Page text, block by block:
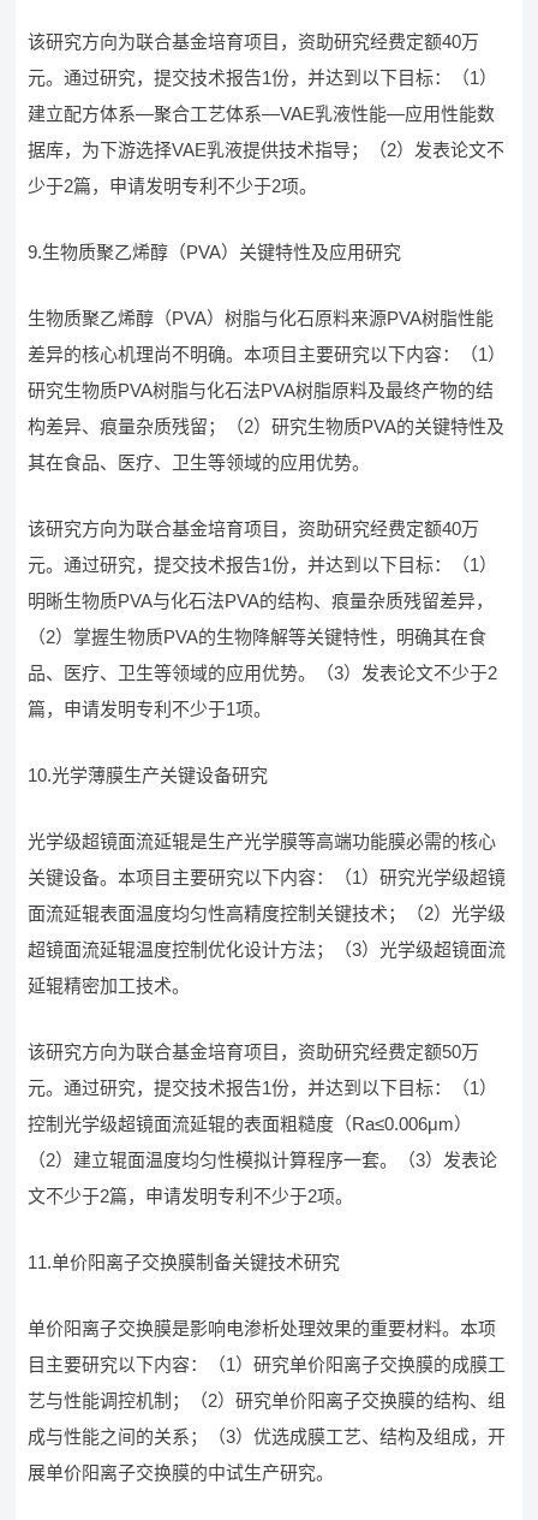
该研究方向为联合基金培育项目，资助研究经费定额40万
元。通过研究，提交技术报告1份，并达到以下目标：（1）
建立配方体系—聚合工艺体系—VAE乳液性能—应用性能数
据库，为下游选择VAE乳液提供技术指导；（2）发表论文不
少于2篇，申请发明专利不少于2项。
9.生物质聚乙烯醇（PVA）关键特性及应用研究
生物质聚乙烯醇（PVA）树脂与化石原料来源PVA树脂性能
差异的核心机理尚不明确。本项目主要研究以下内容：（1）
研究生物质PVA树脂与化石法PVA树脂原料及最终产物的结
构差异、痕量杂质残留；（2）研究生物质PVA的关键特性及
其在食品、医疗、卫生等领域的应用优势。
该研究方向为联合基金培育项目，资助研究经费定额40万
元。通过研究，提交技术报告1份，并达到以下目标：（1）
明晰生物质PVA与化石法PVA的结构、痕量杂质残留差异，
（2）掌握生物质PVA的生物降解等关键特性，明确其在食
品、医疗、卫生等领域的应用优势。（3）发表论文不少于2
篇，申请发明专利不少于1项。
10.光学薄膜生产关键设备研究
光学级超镜面流延辊是生产光学膜等高端功能膜必需的核心
关键设备。本项目主要研究以下内容：（1）研究光学级超镜
面流延辊表面温度均匀性高精度控制关键技术；（2）光学级
超镜面流延辊温度控制优化设计方法；（3）光学级超镜面流
延辊精密加工技术。
该研究方向为联合基金培育项目，资助研究经费定额50万
元。通过研究，提交技术报告1份，并达到以下目标：（1）
控制光学级超镜面流延辊的表面粗糙度（Ra≤0.006μm）
（2）建立辊面温度均匀性模拟计算程序一套。（3）发表论
文不少于2篇，申请发明专利不少于2项。
11.单价阳离子交换膜制备关键技术研究
单价阳离子交换膜是影响电渗析处理效果的重要材料。本项
目主要研究以下内容：（1）研究单价阳离子交换膜的成膜工
艺与性能调控机制；（2）研究单价阳离子交换膜的结构、组
成与性能之间的关系；（3）优选成膜工艺、结构及组成，开
展单价阳离子交换膜的中试生产研究。